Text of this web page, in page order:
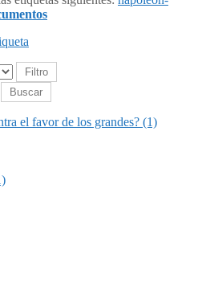
el favor de los grandes? (1)